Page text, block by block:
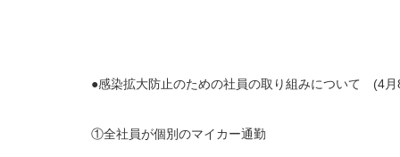
●感染拡大防止のための社員の取り組みについて (4月
①全社員が個別のマイカー通勤